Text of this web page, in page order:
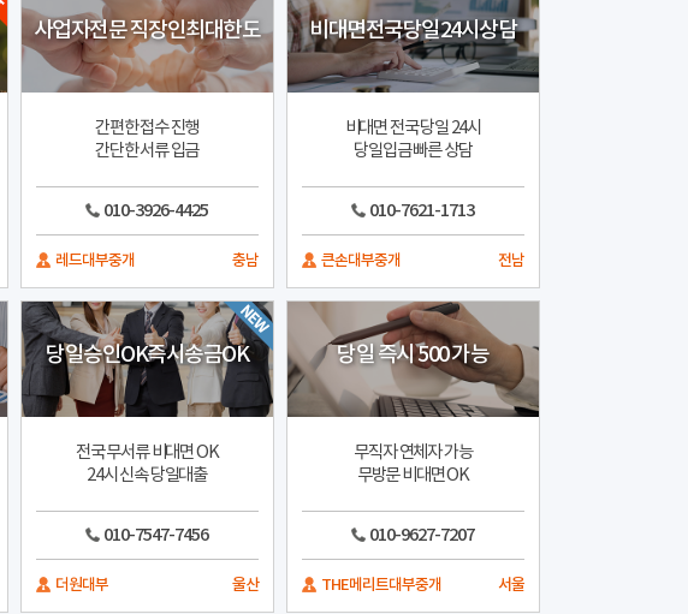
사업자전문 직장인최대한도
간편한 접수 진행
간단한 서류 입금
010-3926-4425
레드대부중개 충남
비대면전국당일24시상담
비대면 전국 당일 24시
당일입금 빠른 상담
010-7621-1713
큰손대부중개 전남
당일승인OK즉시송금OK
전국 무서류 비대면 OK
24시 신속 당일대출
010-7547-7456
더원대부 울산
당일 즉시 500 가능
무직자 연체자 가능
무방문 비대면 OK
010-9627-7207
THE메리트대부중개 서울